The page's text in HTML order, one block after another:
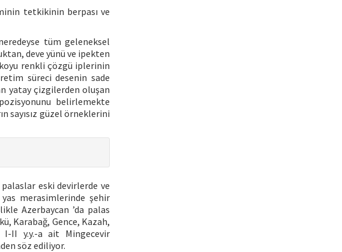
tetkikinin berpası ve
tüm geleneksel
deve yünü ve ipekten
koyu renkli çözgü iplerinin
süreci desenin sade
yatay çizgilerden oluşan
belirlemekte
sayısız güzel örneklerini
eski devirlerde ve
merasimlerinde şehir
Azerbaycan ’da palas
Karabağ, Gence, Kazah,
I-II y.y.-a ait Mingecevir
söz ediliyor.